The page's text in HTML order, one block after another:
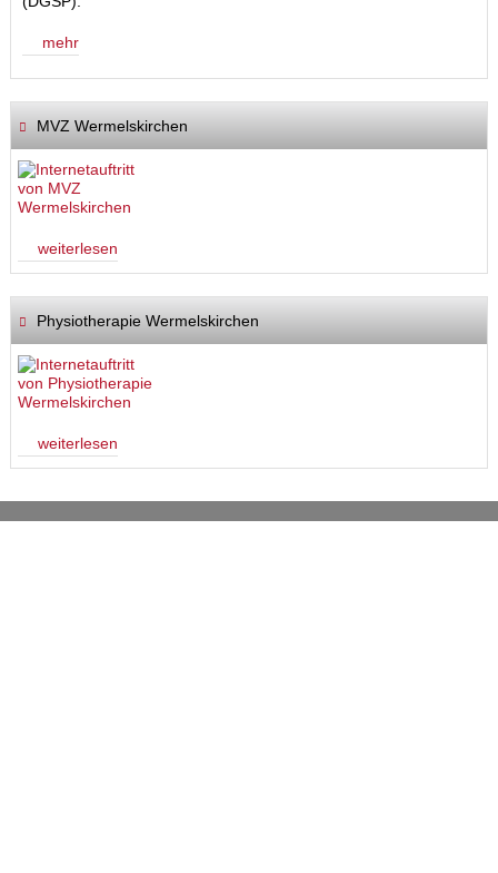
mehr
MVZ Wermelskirchen
weiterlesen
Physiotherapie Wermelskirchen
weiterlesen